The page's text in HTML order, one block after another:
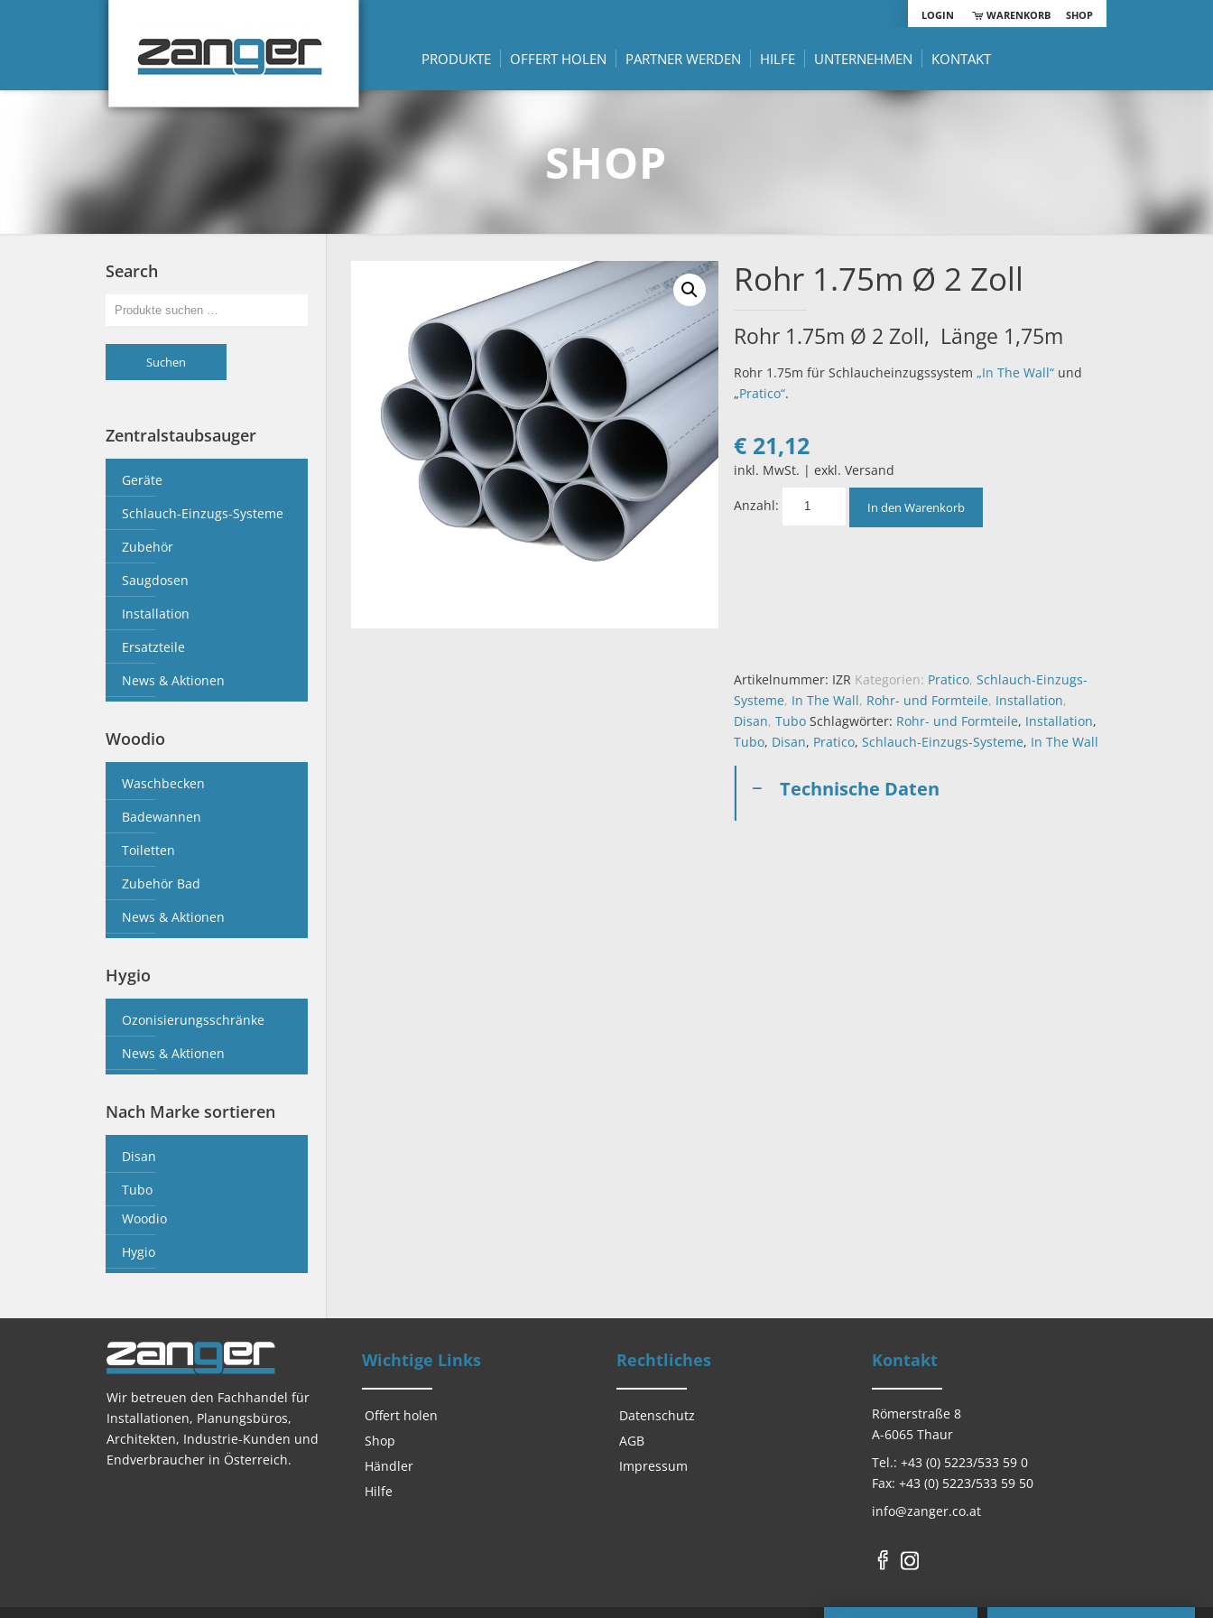
LOGIN WARENKORB SHOP
PRODUKTE OFFERT HOLEN PARTNER WERDEN HILFE UNTERNEHMEN KONTAKT
SHOP
Rohr 1.75m Ø 2 Zoll
Rohr 1.75m Ø 2 Zoll, Länge 1,75m
Rohr 1.75m für Schlaucheinzugssystem „In The Wall“und
„Pratico“.
€21,12
inkl. MwSt. | exkl. Versand
Anzahl: In den Warenkorb
Artikelnummer: IZR Kategorien: Pratico, Schlauch-Einzugs-
Systeme, In The Wall, Rohr- und Formteile, Installation,
Disan, Tubo Schlagwörter: Rohr- und Formteile, Installation,
Tubo, Disan, Pratico, Schlauch-Einzugs-Systeme, In The Wall
Technische Daten
Search
Suchen
Zentralstaubsauger
Geräte
Schlauch-Einzugs-Systeme
Zubehör
Saugdosen
Installation
Ersatzteile
News & Aktionen
Woodio
Waschbecken
Badewannen
Toiletten
Zubehör Bad
News & Aktionen
Hygio
Ozonisierungsschränke
News & Aktionen
Nach Marke sortieren
Disan
Tubo
Woodio
Hygio
Wir betreuen den Fachhandel für
Installationen, Planungsbüros,
Architekten, Industrie-Kunden und
Endverbraucher in Österreich.
Wichtige Links
Offert holen
Shop
Händler
Hilfe
Rechtliches
Datenschutz
AGB
Impressum
Kontakt
Römerstraße 8
A-6065 Thaur
Tel.: +43 (0) 5223/533 59 0
Fax: +43 (0) 5223/533 59 50
info@zanger.co.at